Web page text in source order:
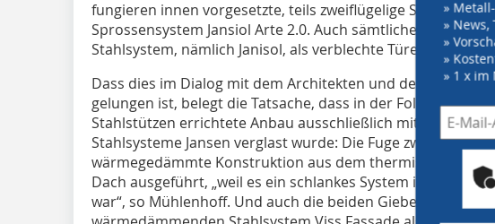
fungieren innen vorgesetzte, teils zweiflügelige Stahlfenster
Sprossensystem Jansiol Arte 2.0. Auch sämtliche
Stahlsystem, nämlich Janisol, als verblechte Türen, teils
Dass dies im Dialog mit dem Architekten und der
gelungen ist, belegt die Tatsache, dass in der Folge auch
Stahlstützen errichtete Anbau ausschließlich mit
Stahlsysteme Jansen verglast wurde: Die Fuge zwischen
wärmegedämmte Konstruktion aus dem thermisch
Dach ausgeführt, „weil es ein schlankes System ist und
war“, so Mühlenhoff. Und auch die beiden Giebelfassaden
»
»
»
»
» 1 x im